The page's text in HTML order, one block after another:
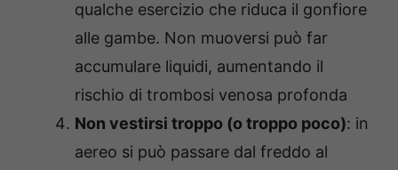
qualche esercizio che riduca il gonfiore
alle gambe. Non muoversi può far
accumulare liquidi, aumentando il
rischio di trombosi venosa profonda
Non vestirsi troppo (o troppo poco): in
aereo si può passare dal freddo al